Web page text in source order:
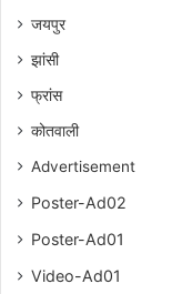
जयपुर
झांसी
फ्रांस
कोतवाली
Advertisement
Poster-Ad02
Poster-Ad01
Video-Ad01